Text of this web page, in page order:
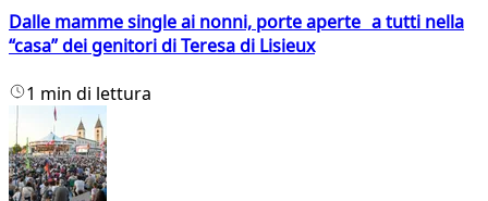
Dalle mamme single ai nonni, porte aperte a tutti nella
“casa” dei genitori di Teresa di Lisieux
1 min di lettura